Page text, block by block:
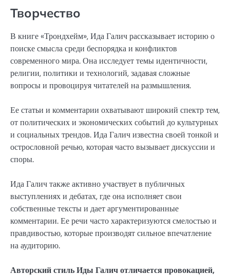
Творчество
В книге «Трондхейм», Ида Галич рассказывает историю о
поиске смысла среди беспорядка и конфликтов
современного мира. Она исследует темы идентичности,
религии, политики и технологий, задавая сложные
вопросы и провоцируя читателей на размышления.
Ее статьи и комментарии охватывают широкий спектр тем,
от политических и экономических событий до культурных
и социальных трендов. Ида Галич известна своей тонкой и
острословной речью, которая часто вызывает дискуссии и
споры.
Ида Галич также активно участвует в публичных
выступлениях и дебатах, где она исполняет свои
собственные тексты и дает аргументированные
комментарии. Ее речи часто характеризуются смелостью и
правдивостью, которые производят сильное впечатление
на аудиторию.
Авторский стиль Иды Галич отличается провокацией,